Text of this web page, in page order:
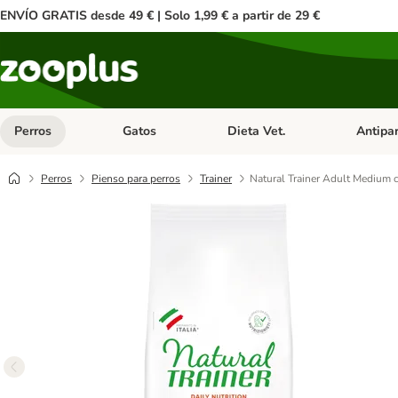
ENVÍO GRATIS desde 49 € | Solo 1,99 € a partir de 29 €
Perros Menú de categoria abierto: Perros
Gatos Menú de categoria abierto: Gatos
Dieta Vet. Menú
Perros Pienso para perros Trainer Natural Trainer Adult Medium